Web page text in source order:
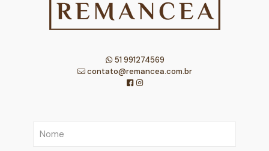
51 991274569
contato@remancea.com.br